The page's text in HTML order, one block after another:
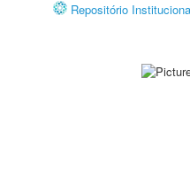
Repositório